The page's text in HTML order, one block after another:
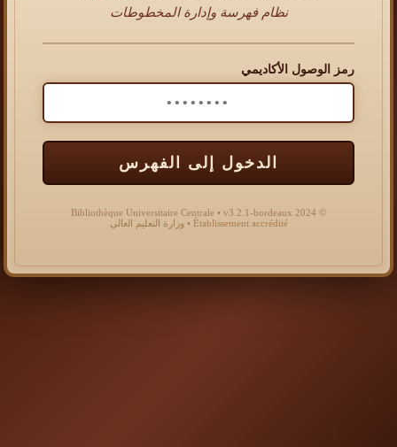
نظام فهرسة وإدارة المخطوطات
رمز الوصول الأكاديمي
الدخول إلى الفهرس
© 2024 Bibliothèque Universitaire Centrale • v3.2.1-bordeaux
Établissement accrédité • وزارة التعليم العالي